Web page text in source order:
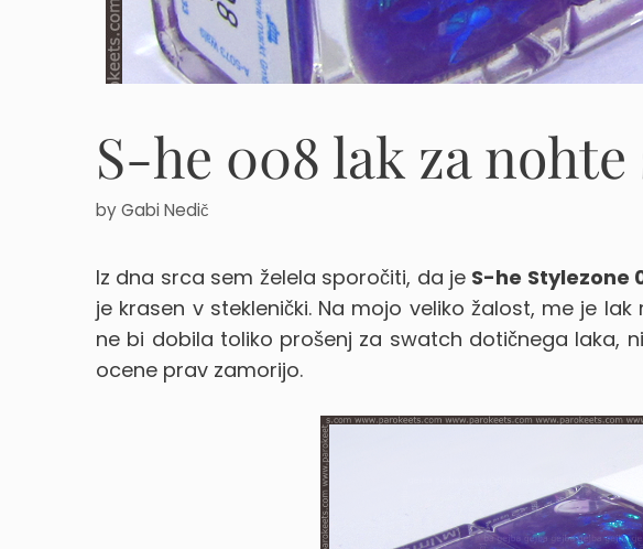
S-he 008 lak za
byGabi Nedič
Iz dna srca sem želela sporočiti, da je S-he Stylezone
je krasen v steklenički. Na mojo veliko žalost, me je
ne bi dobila toliko prošenj za swatch dotičnega laka,
ocene prav zamorijo.